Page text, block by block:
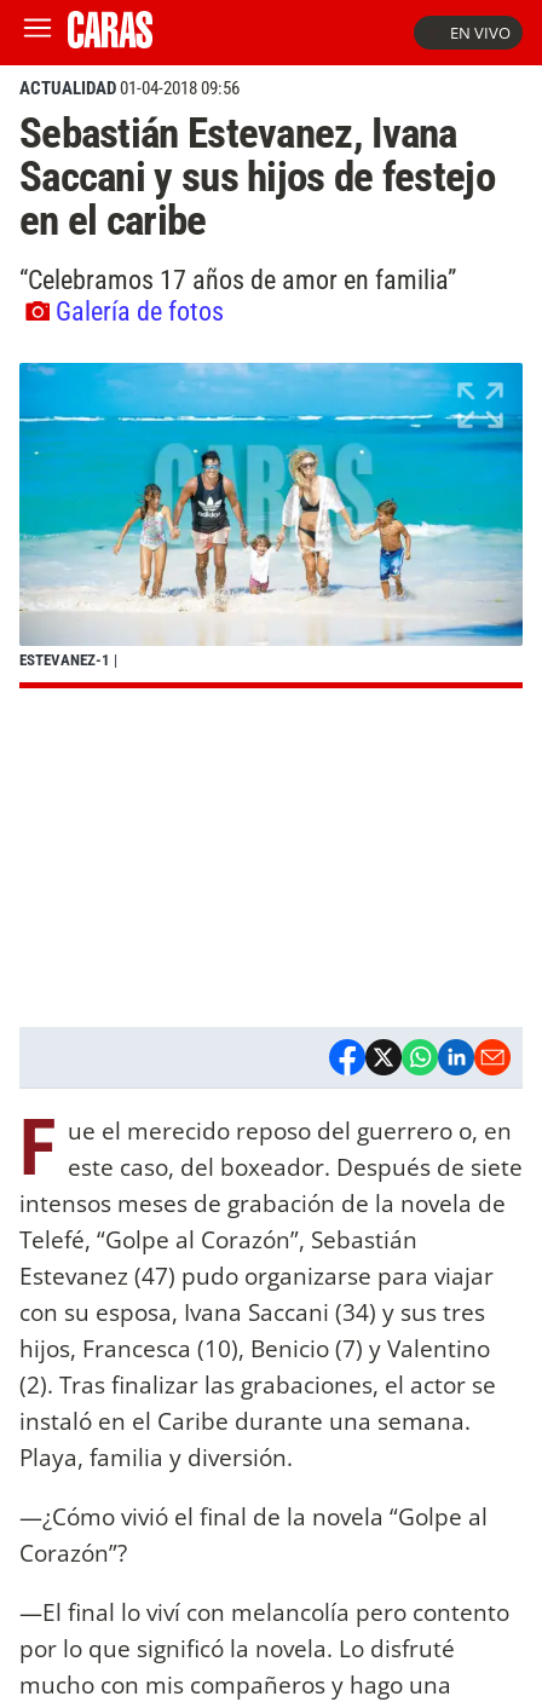
EN VIVO
ACTUALIDAD01-04-2018 09:56
Sebastián Estevanez, Ivana
Saccani y sus hijos de festejo
en el caribe
“Celebramos 17 años de amor en familia”
Galería de fotos
ESTEVANEZ-1 |
F ue el merecido reposo del guerrero o, en
este caso, del boxeador. Después de siete
intensos meses de grabación de la novela de
Telefé, “Golpe al Corazón”, Sebastián
Estevanez (47) pudo organizarse para viajar
con su esposa, Ivana Saccani (34) y sus tres
hijos, Francesca (10), Benicio (7) y Valentino
(2). Tras finalizar las grabaciones, el actor se
instaló en el Caribe durante una semana.
Playa, familia y diversión.
—¿Cómo vivió el final de la novela “Golpe al
Corazón”?
—El final lo viví con melancolía pero contento
por lo que significó la novela. Lo disfruté
mucho con mis compañeros y hago una